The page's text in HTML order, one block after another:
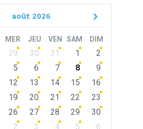
août 2026
Next
MER JEU VEN SAM DIM
29 30 31 1
2
5 6 7 8
9
12 13 14 15
16
19 20 21 22
23
26 27 28 29
30
2 3 4 5
6